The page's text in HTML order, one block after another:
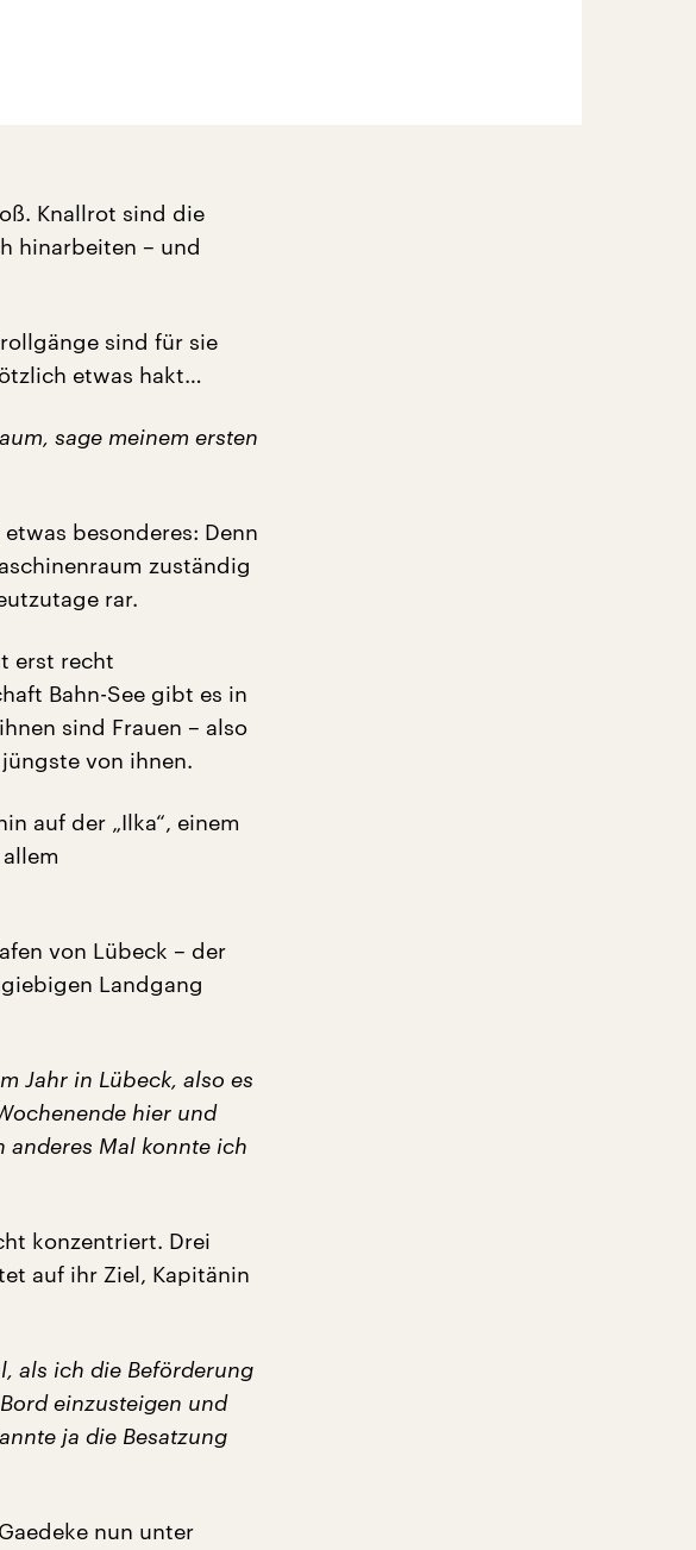
Knallrot sind die
hinarbeiten – und
sind für sie
etwas hakt…
sage meinem ersten
besonderes: Denn
zuständig
rar.
erst recht
Bahn-See gibt es in
sind Frauen – also
von ihnen.
auf der „Ilka“, einem
von Lübeck – der
Landgang
Jahr in Lübeck, also es
hier und
anderes Mal konnte ich
konzentriert. Drei
auf ihr Ziel, Kapitänin
als ich die Beförderung
einzusteigen und
ja die Besatzung
nun unter